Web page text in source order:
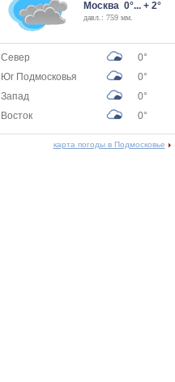
Москва 0°... + 2°
давл.: 759 мм.
Север
0°
Юг Подмосковья
0°
Запад
0°
Восток
0°
карта погоды в Подмосковье